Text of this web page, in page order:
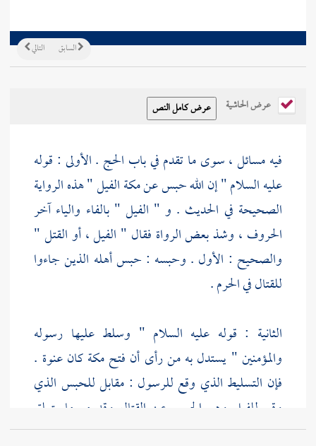
التالي السابق
عرض الحاشية
فيه مسائل ، سوى ما تقدم في باب الحج . الأولى : قوله
عليه السلام " إن الله حبس عنمكةالفيل " هذه الرواية
الصحيحة في الحديث . و " الفيل " بالفاء والياء آخر
الحروف ، وشذ بعض الرواة فقال " الفيل ، أو القتل "
والصحيح : الأول . وحبسه : حبس أهله الذين جاءوا
للقتال فيالحرم.
الثانية : قوله عليه السلام " وسلط عليها رسوله
والمؤمنين " يستدل به من رأى أن فتحمكةكان عنوة .
فإن التسليط الذي وقع للرسول : مقابل للحبس الذي
وقع للفيل وهو الحبس عن القتال وقد مر ما يتعلق
بالقتالبمكة.